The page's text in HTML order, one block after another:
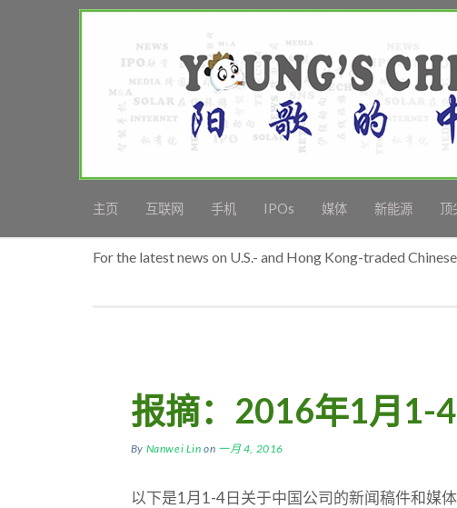
主页 互联网 手机 IPOs 媒体 新能源 顶
For the latest news on U.S.- and Hong Kong-traded
报摘：2016年1月1-
By Nanwei Lin on 一月 4, 2016
以下是1月1-4日关于中国公司的新闻稿件和媒